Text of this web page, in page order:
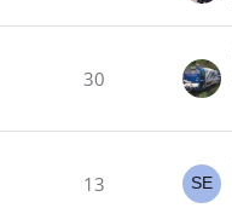
30
13